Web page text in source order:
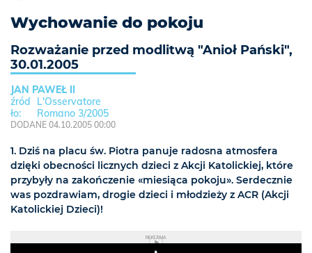
Wychowanie do pokoju
Rozważanie przed modlitwą "Anioł Pański",
30.01.2005
JAN PAWEŁ II
L'Osservatore
Romano 3/2005
DODANE 04.10.2005 00:00
1. Dziś na placu św. Piotra panuje radosna atmosfera
dzięki obecności licznych dzieci z Akcji Katolickiej, które
przybyły na zakończenie «miesiąca pokoju». Serdecznie
was pozdrawiam, drogie dzieci i młodzieży z ACR (Akcji
Katolickiej Dzieci)!
REKLAMA